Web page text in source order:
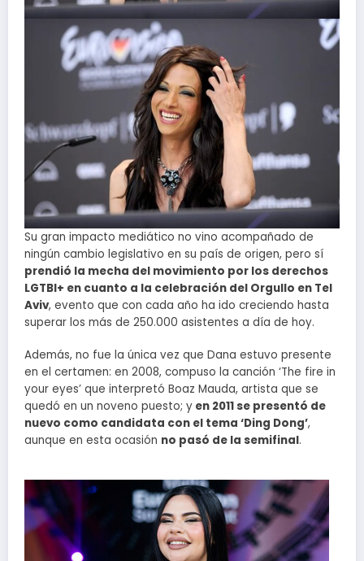
Su gran impacto mediático no vino acompañado de
ningún cambio legislativo en su país de origen, pero sí
prendió la mecha del movimiento por los derechos
LGTBI+ en cuanto a la celebración del Orgullo en Tel
Aviv, evento que con cada año ha ido creciendo hasta
superar los más de 250.000 asistentes a día de hoy.
Además, no fue la única vez que Dana estuvo presente
en el certamen: en 2008, compuso la canción ‘The fire in
your eyes’ que interpretó Boaz Mauda, artista que se
quedó en un noveno puesto; y en 2011 se presentó de
nuevo como candidata con el tema ‘Ding Dong’,
aunque en esta ocasión no pasó de la semifinal.